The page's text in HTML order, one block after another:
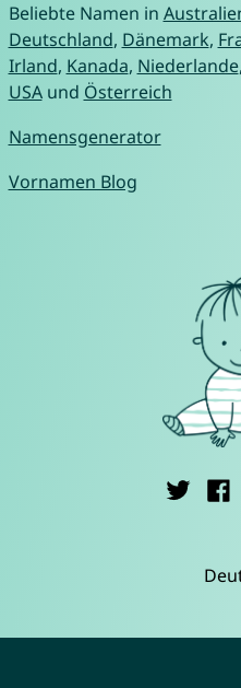
Beliebte Namen in
Deutschland, Dänemark,
Irland, Kanada, Niederlande,
USAund Österreich
Namensgenerator
Vornamen Blog